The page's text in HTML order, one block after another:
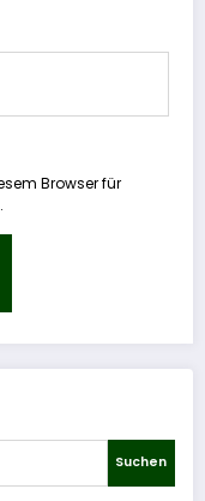
Browser für
Suchen